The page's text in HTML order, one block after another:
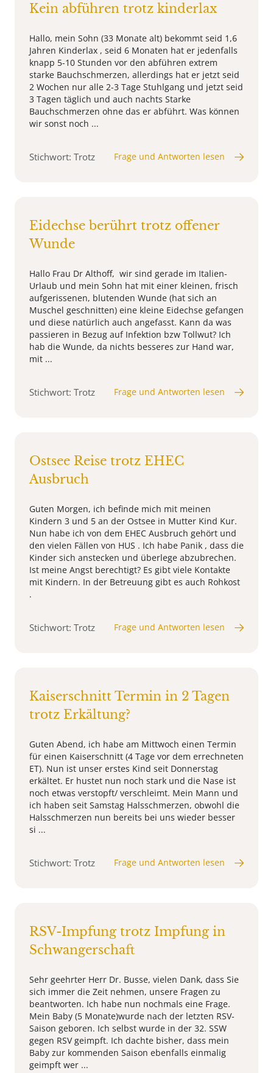
Kein abführen trotz kinderlax
Hallo, mein Sohn (33 Monate alt) bekommt seid 1,6
Jahren Kinderlax , seid 6 Monaten hat er jedenfalls
knapp 5-10 Stunden vor den abführen extrem
starke Bauchschmerzen, allerdings hat er jetzt seid
2 Wochen nur alle 2-3 Tage Stuhlgang und jetzt seid
3 Tagen täglich und auch nachts Starke
Bauchschmerzen ohne das er abführt. Was können
wir sonst noch ...
Stichwort: Trotz Frage und Antworten lesen
Eidechse berührt trotz offener
Wunde
Hallo Frau Dr Althoff, wir sind gerade im Italien-
Urlaub und mein Sohn hat mit einer kleinen, frisch
aufgerissenen, blutenden Wunde (hat sich an
Muschel geschnitten) eine kleine Eidechse gefangen
und diese natürlich auch angefasst. Kann da was
passieren in Bezug auf Infektion bzw Tollwut? Ich
hab die Wunde, da nichts besseres zur Hand war,
mit ...
Stichwort: Trotz Frage und Antworten lesen
Ostsee Reise trotz EHEC
Ausbruch
Guten Morgen, ich befinde mich mit meinen
Kindern 3 und 5 an der Ostsee in Mutter Kind Kur.
Nun habe ich von dem EHEC Ausbruch gehört und
den vielen Fällen von HUS . Ich habe Panik , dass die
Kinder sich anstecken und überlege abzubrechen.
Ist meine Angst berechtigt? Es gibt viele Kontakte
mit Kindern. In der Betreuung gibt es auch Rohkost
.
Stichwort: Trotz Frage und Antworten lesen
Kaiserschnitt Termin in 2 Tagen
trotz Erkältung?
Guten Abend, ich habe am Mittwoch einen Termin
für einen Kaiserschnitt (4 Tage vor dem errechneten
ET). Nun ist unser erstes Kind seit Donnerstag
erkältet. Er hustet nun noch stark und die Nase ist
noch etwas verstopft/ verschleimt. Mein Mann und
ich haben seit Samstag Halsschmerzen, obwohl die
Halsschmerzen nun bereits bei uns wieder besser
si ...
Stichwort: Trotz Frage und Antworten lesen
RSV-Impfung trotz Impfung in
Schwangerschaft
Sehr geehrter Herr Dr. Busse, vielen Dank, dass Sie
sich immer die Zeit nehmen, unsere Fragen zu
beantworten. Ich habe nun nochmals eine Frage.
Mein Baby (5 Monate)wurde nach der letzten RSV-
Saison geboren. Ich selbst wurde in der 32. SSW
gegen RSV geimpft. Ich dachte bisher, dass mein
Baby zur kommenden Saison ebenfalls einmalig
geimpft wer ...